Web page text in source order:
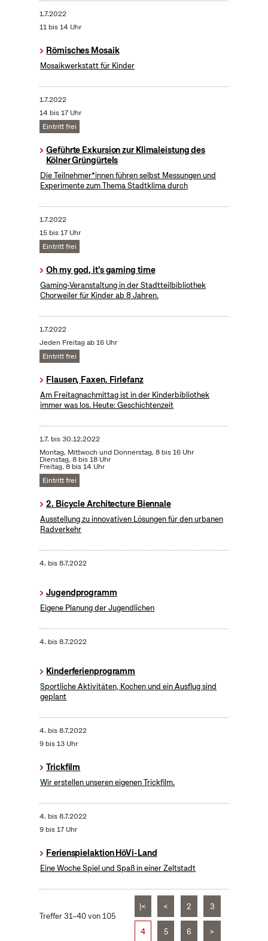
1.7.2022
11 bis 14 Uhr
Römisches Mosaik
Mosaikwerkstatt für Kinder
1.7.2022
14 bis 17 Uhr
Eintritt frei
Geführte Exkursion zur Klimaleistung des
Kölner Grüngürtels
Die Teilnehmer*innen führen selbst Messungen und
Experimente zum Thema Stadtklima durch
1.7.2022
15 bis 17 Uhr
Eintritt frei
Oh my god, it's gaming time
Gaming-Veranstaltung in der Stadtteilbibliothek
Chorweiler für Kinder ab 8 Jahren.
1.7.2022
Jeden Freitag ab 16 Uhr
Eintritt frei
Flausen, Faxen, Firlefanz
Am Freitagnachmittag ist in der Kinderbibliothek
immer was los. Heute: Geschichtenzeit
1.7. bis30.12.2022
Montag, Mittwoch und Donnerstag, 8 bis 16 Uhr
Dienstag, 8 bis 18 Uhr
Freitag, 8 bis 14 Uhr
Eintritt frei
2. Bicycle Architecture Biennale
Ausstellung zu innovativen Lösungen für den urbanen
Radverkehr
4. bis8.7.2022
Jugendprogramm
Eigene Planung der Jugendlichen
4. bis8.7.2022
Kinderferienprogramm
Sportliche Aktivitäten, Kochen und ein Ausflug sind
geplant
4. bis8.7.2022
9 bis 13 Uhr
Trickfilm
Wir erstellen unseren eigenen Trickfilm.
4. bis8.7.2022
9 bis 17 Uhr
Ferienspielaktion HöVi-Land
Eine Woche Spiel und Spaß in einer Zeltstadt
Treffer 31–40 von 105
|< < 2 3
4 5 6 >